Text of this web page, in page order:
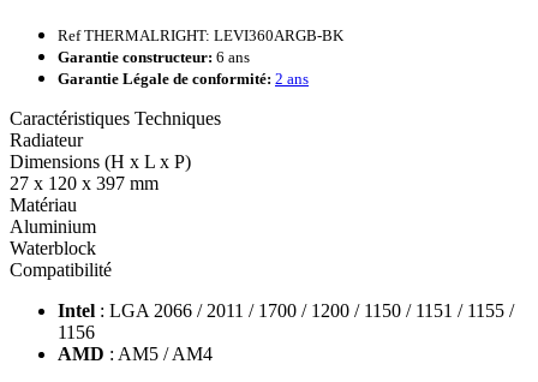
Ref THERMALRIGHT: LEVI360ARGB-BK
Garantie constructeur: 6 ans
Garantie Légale de conformité: 2 ans
Caractéristiques Techniques
Radiateur
Dimensions (H x L x P)
27 x 120 x 397 mm
Matériau
Aluminium
Waterblock
Compatibilité
Intel : LGA 2066 / 2011 / 1700 / 1200 / 1150 / 1151 / 1155 /
1156
AMD : AM5 / AM4